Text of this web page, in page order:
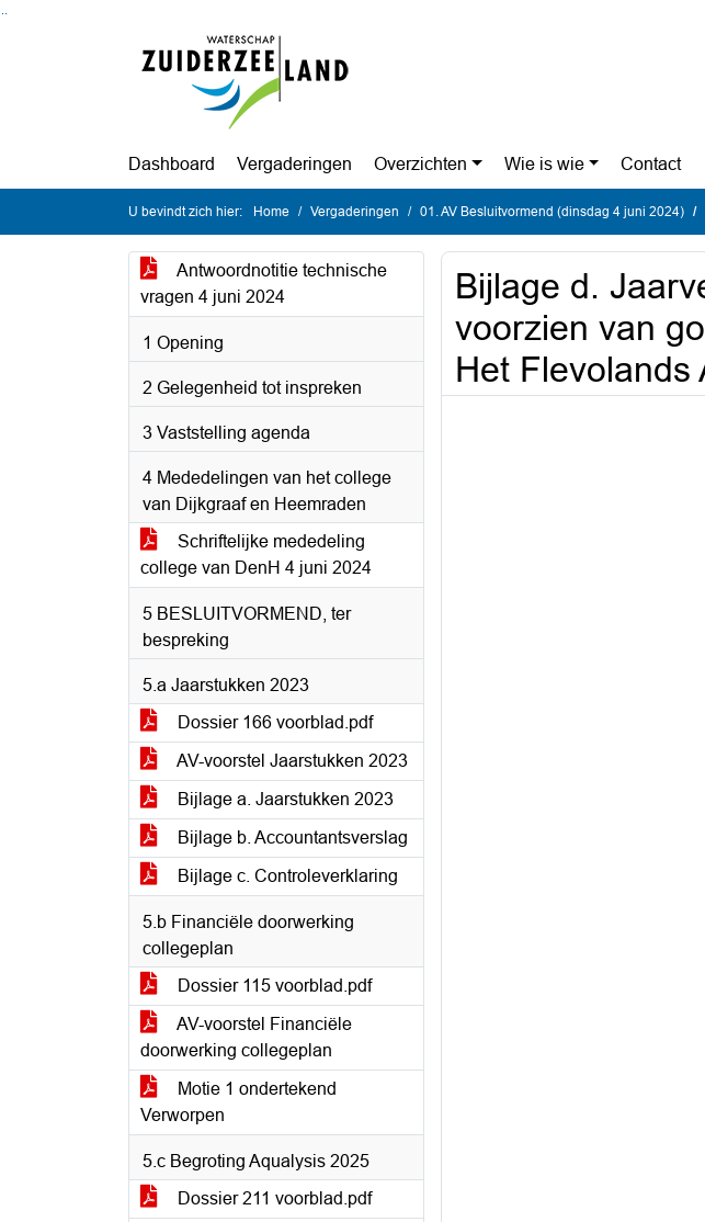
Dashboard Vergaderingen Overzichten Wie is wie Contact
U bevindt zich hier: Home Vergaderingen 01. AV Besluitvormend (dinsdag 4 juni 2024)
Antwoordnotitie technische
vragen 4 juni 2024
1 Opening
2 Gelegenheid tot inspreken
3 Vaststelling agenda
4 Mededelingen van het college
van Dijkgraaf en Heemraden
Schriftelijke mededeling
college van DenH 4 juni 2024
5 BESLUITVORMEND, ter
bespreking
5.a Jaarstukken 2023
Dossier 166 voorblad.pdf
AV-voorstel Jaarstukken 2023
Bijlage a. Jaarstukken 2023
Bijlage b. Accountantsverslag
Bijlage c. Controleverklaring
5.b Financiële doorwerking
collegeplan
Dossier 115 voorblad.pdf
AV-voorstel Financiële
doorwerking collegeplan
Motie 1 ondertekend
Verworpen
5.c Begroting Aqualysis 2025
Dossier 211 voorblad.pdf
Bijlage d.
voorzien van
Het Flevolands